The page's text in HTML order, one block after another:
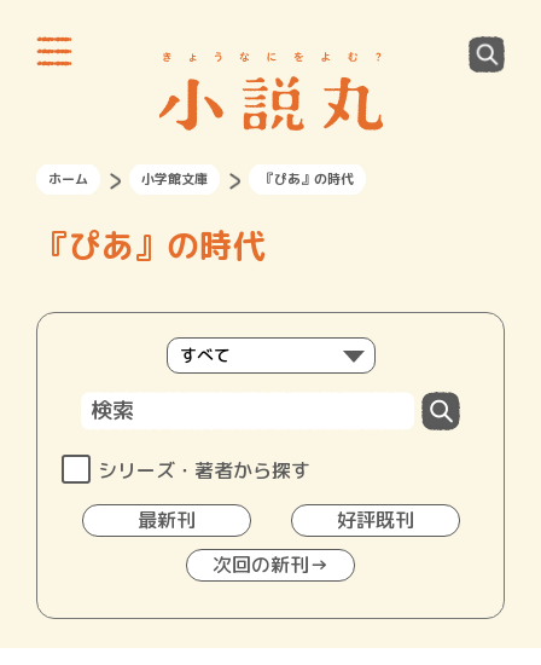
ホーム 小学館文庫 『ぴあ』の時代
『ぴあ』の時代
シリーズ・著者から探す
最新刊
好評既刊
次回の新刊→